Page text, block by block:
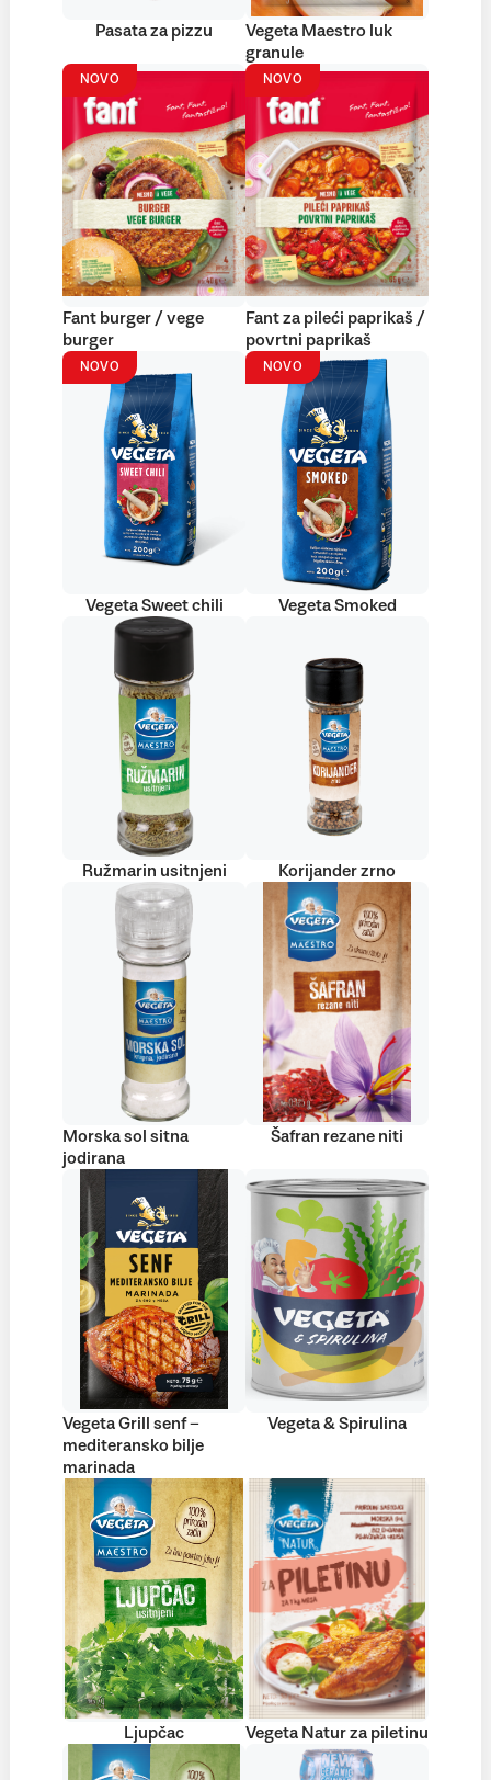
Pasata za pizzu
Vegeta Maestro luk
granule
NOVO
Fant burger / vege
burger
NOVO
Fant za pileći paprikaš /
povrtni paprikaš
NOVO
Vegeta Sweet chili
NOVO
Vegeta Smoked
Ružmarin usitnjeni Korijander zrno
Morska sol sitna
jodirana
Šafran rezane niti
Vegeta Grill senf –
mediteransko bilje
marinada
Vegeta & Spirulina
Ljupčac Vegeta Natur za piletinu